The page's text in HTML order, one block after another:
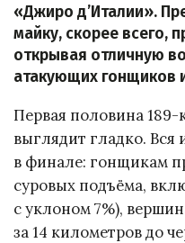
«Джиро д’Италии».
майку, скорее всего,
открывая отличную
атакующих гонщиков
Первая половина
выглядит гладко. Вся
в финале: гонщикам
суровых подъёма,
с уклоном 7%),
за 14 километров до